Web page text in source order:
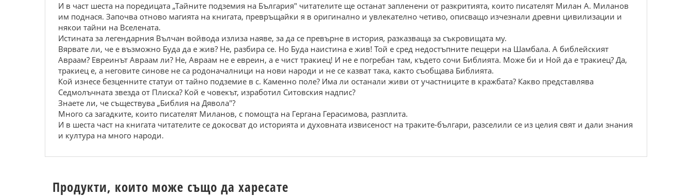
И в част шеста на поредицата „Тайните подземия на България" читателите ще останат запленени от разкритията, които писателят Милан А. Миланов
им поднася. Започва отново магията на книгата, превръщайки я в оригинално и увлекателно четиво, описващо изчезнали древни цивилизации и
някои тайни на Вселената.
Истината за легендарния Вълчан войвода излиза наяве, за да се превърне в история, разказваща за съкровищата му.
Вярвате ли, че е възможно Буда да е жив? Не, разбира се. Но Буда наистина е жив! Той е сред недостъпните пещери на Шамбала. А библейският
Авраам? Евреинът Авраам ли? Не, Авраам не е евреин, а е чист тракиец! И не е погребан там, където сочи Библията. Може би и Ной да е тракиец? Да,
тракиец е, а неговите синове не са родоначалници на нови народи и не се казват така, както съобщава Библията.
Кой изнесе безценните статуи от тайно подземие в с. Каменно поле? Има ли останали живи от участниците в кражбата? Какво представлява
Седмолъчната звезда от Плиска? Кой е човекът, изработил Ситовския надпис?
Знаете ли, че съществува „Библия на Дявола"?
Много са загадките, които писателят Миланов, с помощта на Гергана Герасимова, разплита.
И в шеста част на книгата читателите се докосват до историята и духовната извисеност на траките-българи, разселили се из целия свят и дали знания
и култура на много народи.
Продукти, които може също да харесате